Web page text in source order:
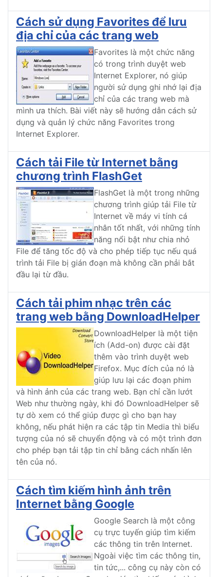
Cách sử dụng Favorites để lưu
địa chỉ của các trang web
Favorites là một chức năng
có trong trình duyệt web
Internet Explorer, nó giúp
người sử dụng ghi nhớ lại địa
chỉ của các trang web mà
mình ưa thích. Bài viết này sẽ hướng dẫn cách sử
dụng và quản lý chức năng Favorites trong
Internet Explorer.
Cách tải File từ Internet bằng
chương trình FlashGet
FlashGet là một trong những
chương trình giúp tải File từ
Internet về máy vi tính cá
nhân tốt nhất, với những tính
năng nổi bật như chia nhỏ
File để tăng tốc độ và cho phép tiếp tục nếu quá
trình tải File bị gián đoạn mà không cần phải bắt
đầu lại từ đầu.
Cách tải phim nhạc trên các
trang web bằng DownloadHelper
DownloadHelper là một tiện
ích (Add-on) được cài đặt
thêm vào trình duyệt web
Firefox. Mục đích của nó là
giúp lưu lại các đoạn phim
và hình ảnh của các trang web. Bạn chỉ cần lướt
Web như thường ngày, khi đó DownloadHelper sẽ
tự dò xem có thể giúp được gì cho bạn hay
không, nếu phát hiện ra các tập tin Media thì biểu
tượng của nó sẽ chuyển động và có một trình đơn
cho phép bạn tải tập tin chỉ bằng cách nhấn lên
tên của nó.
Cách tìm kiếm hình ảnh trên
Internet bằng Google
Google Search là một công
cụ trực tuyến giúp tìm kiếm
các thông tin trên Internet.
Ngoài việc tìm các thông tin,
tin tức,... công cụ này còn có